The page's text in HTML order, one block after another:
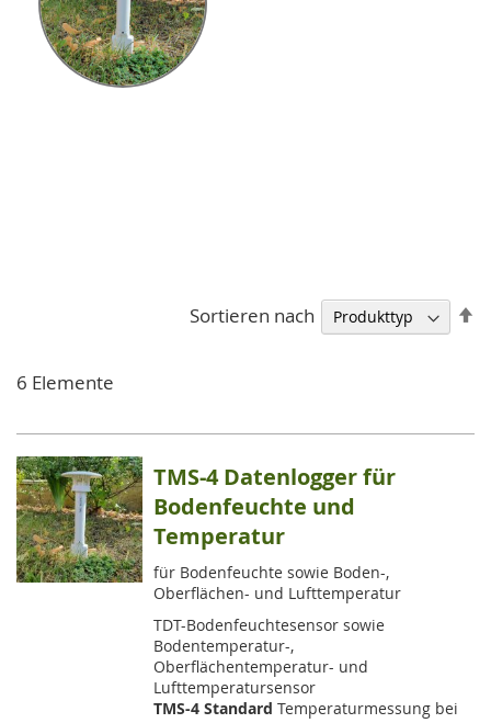
6 Elemente
Sortieren nach
TMS-4 Datenlogger für
Bodenfeuchte und
Temperatur
für Bodenfeuchte sowie Boden-,
Oberflächen- und Lufttemperatur
TDT-Bodenfeuchtesensor sowie
Bodentemperatur-,
Oberflächentemperatur- und
Lufttemperatursensor
TMS-4 Standard Temperaturmessung bei